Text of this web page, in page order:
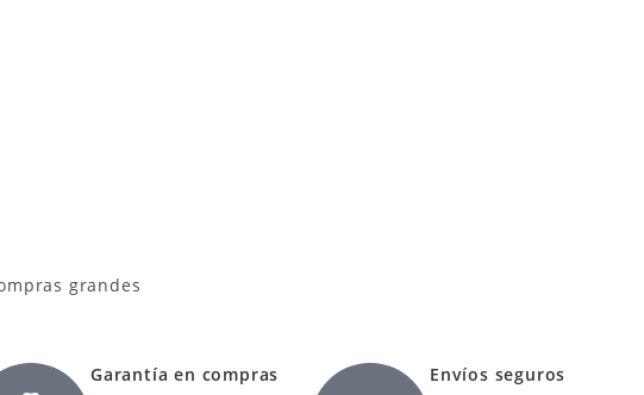
grandes
Garantía en compras Envíos seguros